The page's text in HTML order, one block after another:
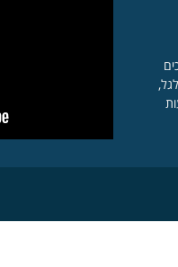
עזרה לזולת 24 שעות